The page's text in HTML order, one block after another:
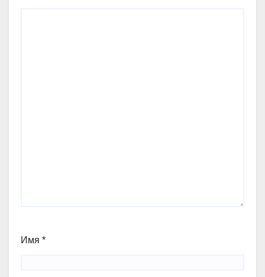
Имя *